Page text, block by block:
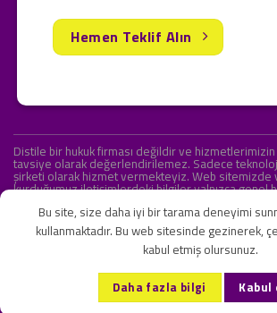
Hemen Teklif Alın
Distile bir hukuk firması değildir ve
tavsiye olarak değerlendirilemez. Sadece teknoloji
şirketi olarak hizmet vermekteyiz. Web sitemizde
kurduğumuz iletişimlerdeki bilgiler yalnızca genel
KVKK ve Gizlilik Sözleşmesi S.S.S.
Copyright 2026 ©Onlipr Teknoloji ve
Bu site, size daha iyi bir tarama deneyimi
kullanmaktadır. Bu web sitesinde gezinerek,
kabul etmiş olursunuz.
Daha fazla bilgi Kabul